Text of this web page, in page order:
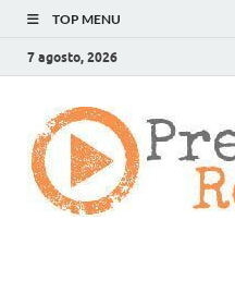
TOP MENU
7 agosto, 2026